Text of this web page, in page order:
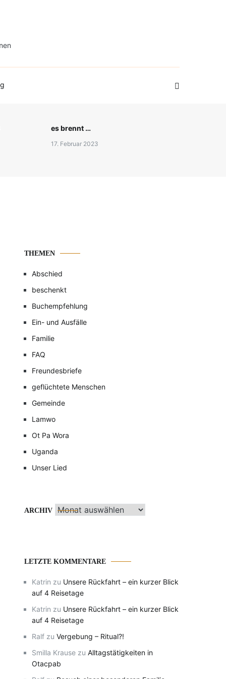
es brennt …
17. Februar 2023
THEMEN
Abschied
beschenkt
Buchempfehlung
Ein- und Ausfälle
Familie
FAQ
Freundesbriefe
geflüchtete Menschen
Gemeinde
Lamwo
Ot Pa Wora
Uganda
Unser Lied
ARCHIV Archiv
LETZTE KOMMENTARE
Katrin zu Unsere Rückfahrt – ein kurzer Blick
auf 4 Reisetage
Katrin zu Unsere Rückfahrt – ein kurzer Blick
auf 4 Reisetage
Ralf zu Vergebung – Ritual?!
Smilla Krause zu Alltagstätigkeiten in
Otacpab